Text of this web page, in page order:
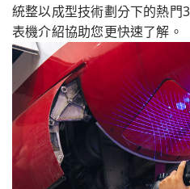
統整以成型技術劃分下的熱門
表機介紹協助您更快速了解。